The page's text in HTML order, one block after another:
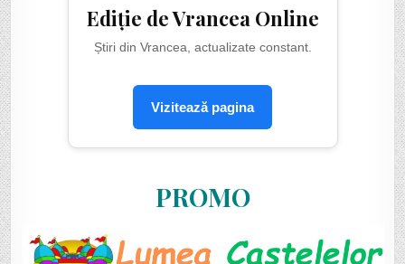
Ediție de Vrancea Online
Știri din Vrancea, actualizate constant.
Vizitează pagina
PROMO